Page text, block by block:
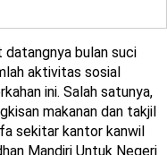
datangnya bulan suci
aktivitas sosial
ini. Salah satunya,
makanan dan takjil
sekitar kantor kanwil
Mandiri Untuk Negeri